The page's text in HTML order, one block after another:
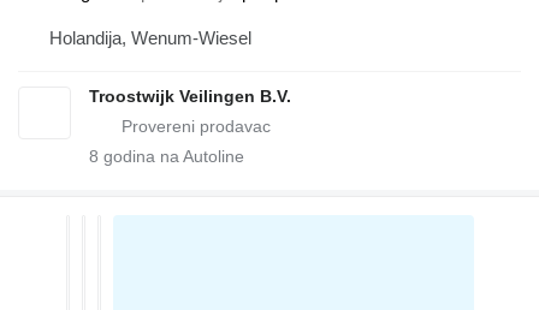
Holandija, Wenum-Wiesel
Troostwijk Veilingen B.V.
8 godina na Autoline